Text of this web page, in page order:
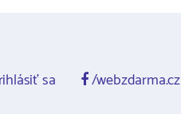
sa /webzdarma.cz